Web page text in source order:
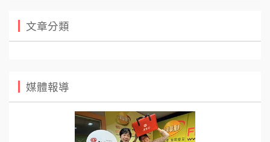
文章分類
媒體報導